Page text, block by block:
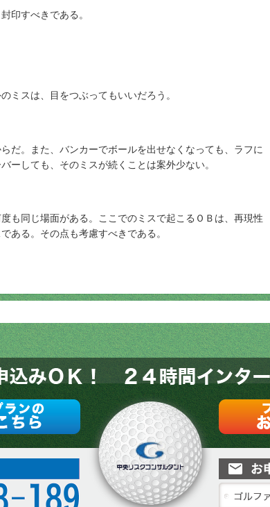
印すべきである。
ミスは、目をつぶってもいいだろう。
だ。また、バンカーでボールを出せなくなっても、ラフに
ーしても、そのミスが続くことは案外少ない。
も同じ場面がある。ここでのミスで起こるＯＢは、再現性
ある。その点も考慮すべきである。